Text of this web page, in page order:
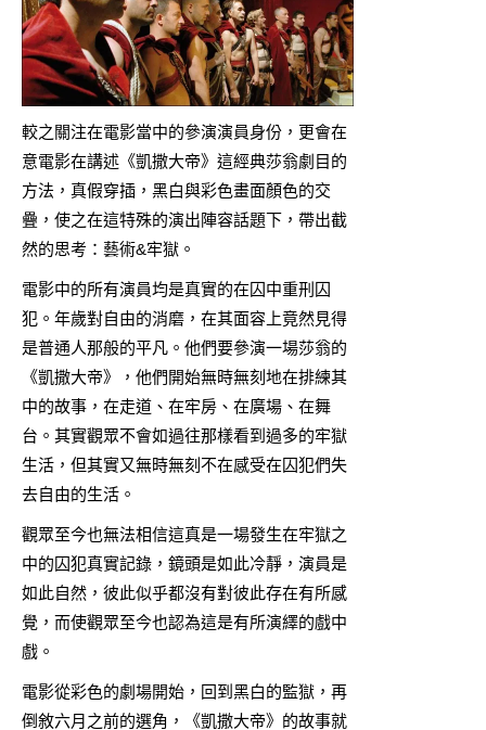
較之關注在電影當中的參演演員身份，更會在
意電影在講述《凱撒大帝》這經典莎翁劇目的
方法，真假穿插，黑白與彩色畫面顏色的交
疊，使之在這特殊的演出陣容話題下，帶出截
然的思考：藝術&牢獄。
電影中的所有演員均是真實的在囚中重刑囚
犯。年歲對自由的消磨，在其面容上竟然見得
是普通人那般的平凡。他們要參演一場莎翁的
《凱撒大帝》，他們開始無時無刻地在排練其
中的故事，在走道、在牢房、在廣場、在舞
台。其實觀眾不會如過往那樣看到過多的牢獄
生活，但其實又無時無刻不在感受在囚犯們失
去自由的生活。
觀眾至今也無法相信這真是一場發生在牢獄之
中的囚犯真實記錄，鏡頭是如此冷靜，演員是
如此自然，彼此似乎都沒有對彼此存在有所感
覺，而使觀眾至今也認為這是有所演繹的戲中
戲。
電影從彩色的劇場開始，回到黑白的監獄，再
倒敘六月之前的選角，《凱撒大帝》的故事就